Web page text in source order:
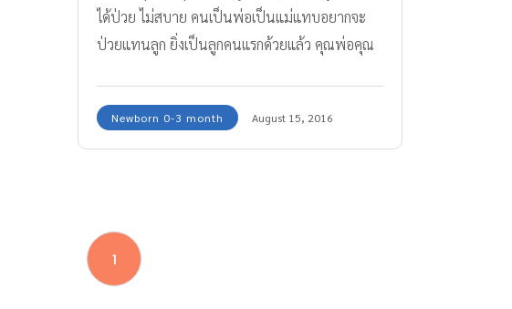
ได้ป่วย ไม่สบาย คนเป็นพ่อเป็นแม่แทบอยากจะ
ป่วยแทนลูก ยิ่งเป็นลูกคนแรกด้วยแล้ว คุณพ่อคุณ
เองจะเป็นผู้สังเกตอาการได้ดีที่สุด และอาจให้ยา
เพื่อรักษาอาการเบื้องต้นของลูกได้ ก่อนที่จำเป็นจะ
Newborn 0-3 month August 15, 2016
1